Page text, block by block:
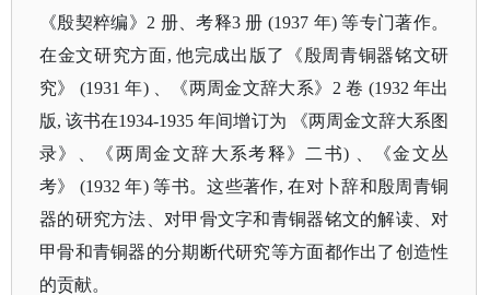
《殷契粹编》2 册、考释3 册 (1937 年) 等专门著作。
在金文研究方面, 他完成出版了《殷周青铜器铭文研
究》 (1931 年) 、《两周金文辞大系》2 卷 (1932 年出
版, 该书在1934-1935 年间增订为 《两周金文辞大系图
录》、《两周金文辞大系考释》二书) 、《金文丛
考》 (1932 年) 等书。这些著作, 在对卜辞和殷周青铜
器的研究方法、对甲骨文字和青铜器铭文的解读、对
甲骨和青铜器的分期断代研究等方面都作出了创造性
的贡献。